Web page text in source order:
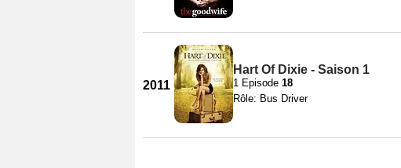
2011
Hart Of Dixie - Saison 1
1 Episode 18
Rôle: Bus Driver